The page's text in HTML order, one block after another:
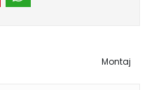
Montaj